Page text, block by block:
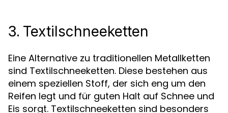
3. Textilschneeketten
Eine Alternative zu traditionellen Metallketten
sind Textilschneeketten. Diese bestehen aus
einem speziellen Stoff, der sich eng um den
Reifen legt und für guten Halt auf Schnee und
Eis sorgt. Textilschneeketten sind besonders